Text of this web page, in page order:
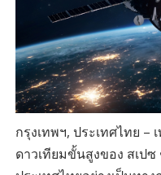
กรุงเทพฯ, ประเทศไทย –
ดาวเทียมขั้นสูงของ สเป